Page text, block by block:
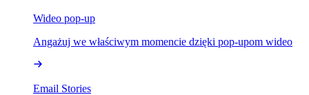
Wideo pop-up
Angażuj we właściwym momencie dzięki pop-upom wideo
Email Stories